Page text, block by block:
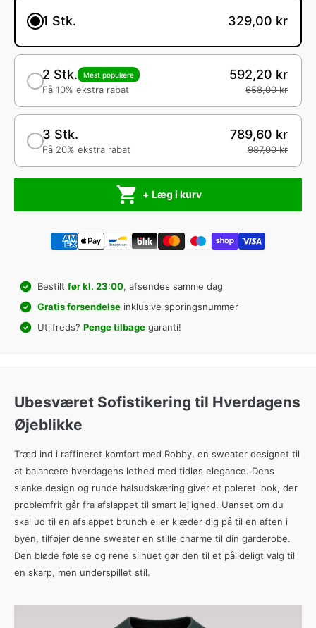
1 Stk. 329,00 kr
2 Stk. Mest populære
Få 10% ekstra rabat
592,20 kr
658,00 kr
3 Stk.
Få 20% ekstra rabat
789,60 kr
987,00 kr
+ Læg i kurv
Bestilt før kl. 23:00, afsendes samme dag
Gratis forsendelseinklusive sporingsnummer
Utilfreds? Penge tilbagegaranti!
Ubesværet Sofistikering til Hverdagens
Øjeblikke
Træd ind i raffineret komfort med Robby, en sweater designet til
at balancere hverdagens lethed med tidløs elegance. Dens
slanke design og runde halsudskæring giver et poleret look, der
problemfrit går fra afslappet til smart lejlighed. Uanset om du
skal ud til en afslappet brunch eller klæder dig på til en aften i
byen, tilføjer denne sweater en stille charme til din garderobe.
Den bløde følelse og rene silhuet gør den til et pålideligt valg til
en skarp, men underspillet stil.